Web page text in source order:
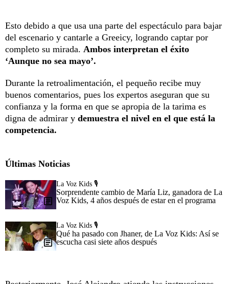
Esto debido a que usa una parte del espectáculo para bajar
del escenario y cantarle a Greeicy, logrando captar por
completo su mirada. Ambos interpretan el éxito
‘Aunque no sea mayo’.
Durante la retroalimentación, el pequeño recibe muy
buenos comentarios, pues los expertos aseguran que su
confianza y la forma en que se apropia de la tarima es
digna de admirar y demuestra el nivel en el que está la
competencia.
Últimas Noticias
La Voz Kids 🎙️
Sorprendente cambio de María Liz, ganadora de La
Voz Kids, 4 años después de estar en el programa
La Voz Kids 🎙️
Qué ha pasado con Jhaner, de La Voz Kids: Así se
escucha casi siete años después